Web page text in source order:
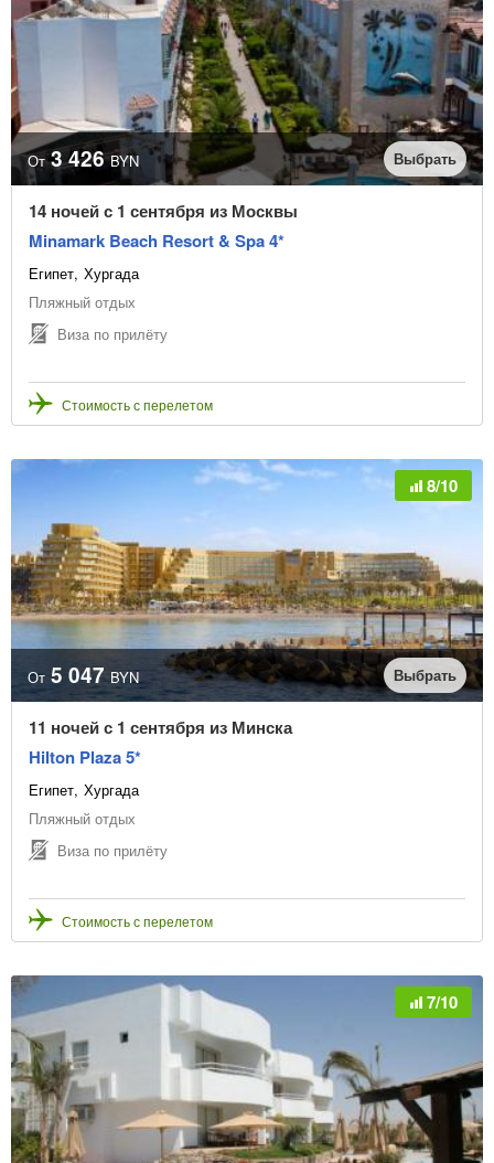
От 3 426 BYN Выбрать
14 ночей с 1 сентября из Москвы
Minamark Beach Resort & Spa 4*
Египет Хургада
Пляжный отдых
Виза по прилёту
Стоимость с перелетом
8/10
От 5 047 BYN Выбрать
11 ночей с 1 сентября из Минска
Hilton Plaza 5*
Египет Хургада
Пляжный отдых
Виза по прилёту
Стоимость с перелетом
7/10